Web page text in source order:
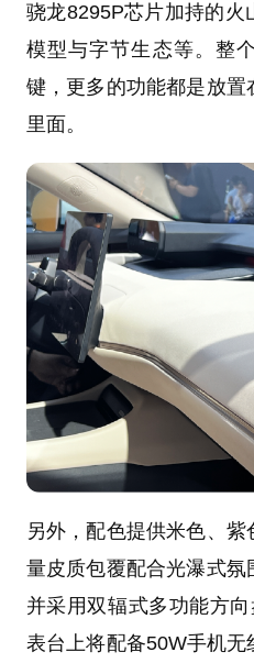
骁龙8295P芯片加持的火
模型与字节生态等。整
键，更多的功能都是放
里面。
另外，配色提供米色、
量皮质包覆配合光瀑式氛
并采用双辐式多功能方
表台上将配备50W手机无